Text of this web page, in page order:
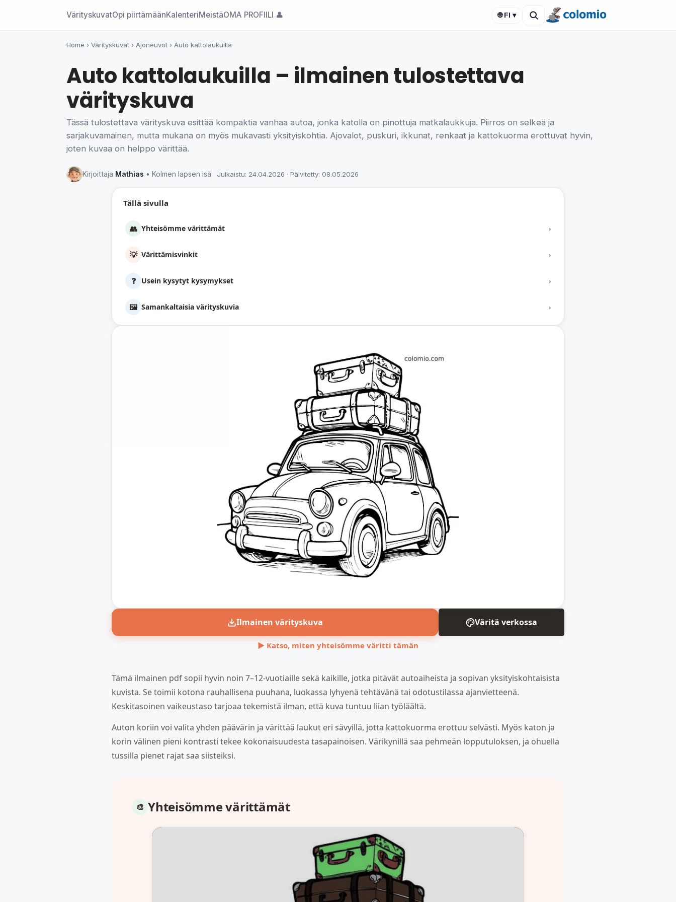
VärityskuvatOpi piirtämäänKalenteriMeistäOMA PROFIILI 👤 🌐 FI ▾
Home › Värityskuvat › Ajoneuvot › Auto kattolaukuilla
Auto kattolaukuilla – ilmainen tulostettava
värityskuva
Tässä tulostettava värityskuva esittää kompaktia vanhaa autoa, jonka katolla on pinottuja matkalaukkuja. Piirros on selkeä ja
sarjakuvamainen, mutta mukana on myös mukavasti yksityiskohtia. Ajovalot, puskuri, ikkunat, renkaat ja kattokuorma erottuvat hyvin,
joten kuvaa on helppo värittää.
Kirjoittaja Mathias • Kolmen lapsen isä Julkaistu: 24.04.2026 · Päivitetty: 08.05.2026
Tällä sivulla
👥 Yhteisömme värittämät ›
💡 Värittämisvinkit ›
❓ Usein kysytyt kysymykset ›
🖼️ Samankaltaisia värityskuvia ›
Ilmainen värityskuva Väritä verkossa
▶ Katso, miten yhteisömme väritti tämän
Tämä ilmainen pdf sopii hyvin noin 7–12-vuotiaille sekä kaikille, jotka pitävät autoaiheista ja sopivan yksityiskohtaisista
kuvista. Se toimii kotona rauhallisena puuhana, luokassa lyhyenä tehtävänä tai odotustilassa ajanvietteenä.
Keskitasoinen vaikeustaso tarjoaa tekemistä ilman, että kuva tuntuu liian työläältä.
Auton koriin voi valita yhden päävärin ja värittää laukut eri sävyillä, jotta kattokuorma erottuu selvästi. Myös katon ja
korin välinen pieni kontrasti tekee kokonaisuudesta tasapainoisen. Värikynillä saa pehmeän lopputuloksen, ja ohuella
tussilla pienet rajat saa siisteiksi.
Yhteisömme värittämät